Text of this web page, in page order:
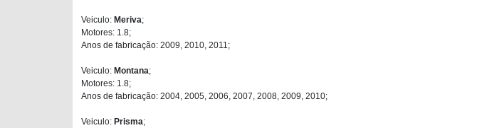
Veiculo: Meriva;
Motores: 1.8;
Anos de fabricação: 2009, 2010, 2011;
Veiculo: Montana;
Motores: 1.8;
Anos de fabricação: 2004, 2005, 2006, 2007, 2008, 2009, 2010;
Veiculo: Prisma;